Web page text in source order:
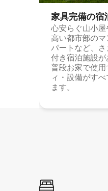
家具完備の宿⁠
心安らぐ山小
高い都市部の
パートなど、
付き宿泊施設
普段お家で使
ィ・設備がす
ます。